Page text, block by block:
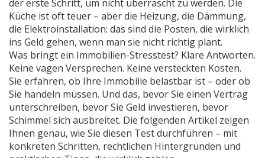
der erste Schritt, um nicht überrascht zu werden. Die
Küche ist oft teuer – aber die Heizung, die Dämmung,
die Elektroinstallation: das sind die Posten, die wirklich
ins Geld gehen, wenn man sie nicht richtig plant.
Was bringt ein Immobilien-Stresstest? Klare Antworten.
Keine vagen Versprechen. Keine versteckten Kosten.
Sie erfahren, ob Ihre Immobilie belastbar ist – oder ob
Sie handeln müssen. Und das, bevor Sie einen Vertrag
unterschreiben, bevor Sie Geld investieren, bevor
Schimmel sich ausbreitet. Die folgenden Artikel zeigen
Ihnen genau, wie Sie diesen Test durchführen – mit
konkreten Schritten, rechtlichen Hintergründen und